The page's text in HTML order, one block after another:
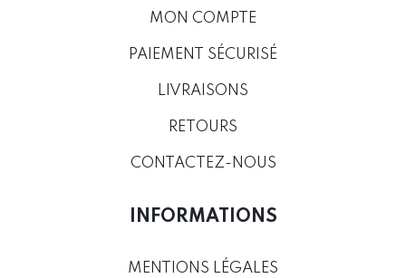
MON COMPTE
PAIEMENT SÉCURISÉ
LIVRAISONS
RETOURS
CONTACTEZ-NOUS
INFORMATIONS
MENTIONS LÉGALES